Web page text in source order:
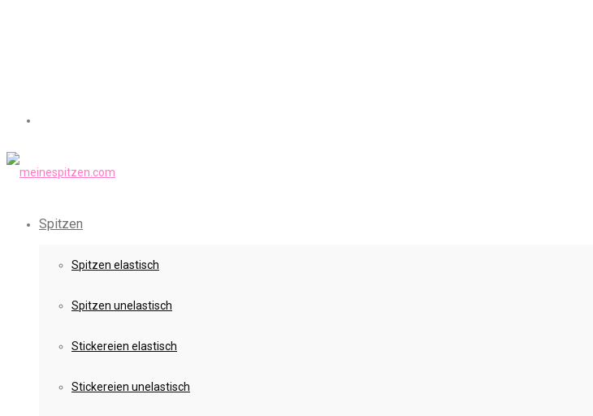
Spitzen
Spitzen elastisch
Spitzen unelastisch
Stickereien elastisch
Stickereien unelastisch